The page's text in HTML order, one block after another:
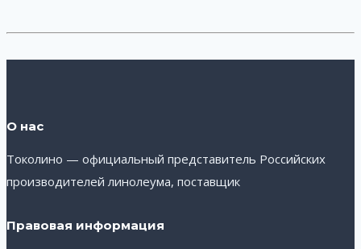
О нас
Токолино — официальный представитель Российских
производителей линолеума, поставщик
Правовая информация